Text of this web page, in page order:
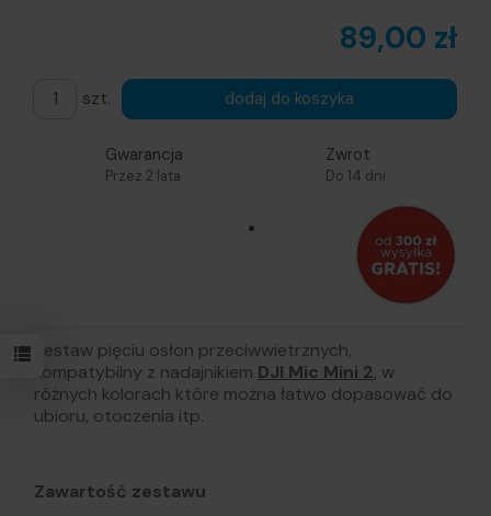
89,00 zł
szt. dodaj do koszyka
Gwarancja
Przez 2 lata
Zwrot
Do 14 dni
Zestaw pięciu osłon przeciwwietrznych,
kompatybilny z nadajnikiem DJI Mic Mini 2, w
różnych kolorach które można łatwo dopasować do
ubioru, otoczenia itp.
Zawartość zestawu